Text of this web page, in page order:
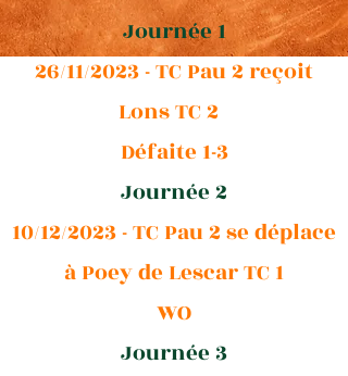
Journée 1
26/11/2023 - TC Pau 2 reçoit
Lons TC 2
Défaite 1-3
Journée 2
10/12/2023 - TC Pau 2 se déplace
à Poey de Lescar TC 1
WO
Journée 3